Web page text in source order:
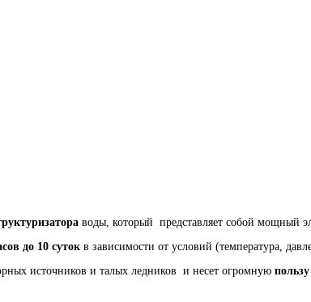
воды, который представляет собой мощный
до 10 суток в зависимости от условий (температура,
источников и талых ледников и несет огромную